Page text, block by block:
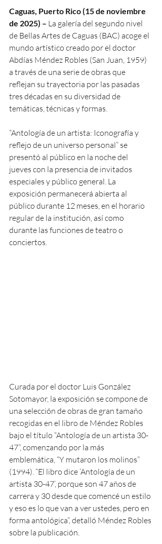
Caguas, Puerto Rico (15 de noviembre
de 2025) – La galería del segundo nivel
de Bellas Artes de Caguas (BAC) acoge el
mundo artístico creado por el doctor
Abdías Méndez Robles (San Juan, 1959)
a través de una serie de obras que
reflejan su trayectoria por las pasadas
tres décadas en su diversidad de
temáticas, técnicas y formas.
“Antología de un artista: Iconografía y
reflejo de un universo personal” se
presentó al público en la noche del
jueves con la presencia de invitados
especiales y público general. La
exposición permanecerá abierta al
público durante 12 meses, en el horario
regular de la institución, así como
durante las funciones de teatro o
conciertos.
Curada por el doctor Luis González
Sotomayor, la exposición se compone de
una selección de obras de gran tamaño
recogidas en el libro de Méndez Robles
bajo el título “Antología de un artista 30-
47”, comenzando por la más
emblemática, “Y mutaron los molinos”
(1994). “El libro dice ‘Antología de un
artista 30-47’, porque son 47 años de
carrera y 30 desde que comencé un estilo
y eso es lo que van a ver ustedes, pero en
forma antológica”, detalló Méndez Robles
sobre la publicación.